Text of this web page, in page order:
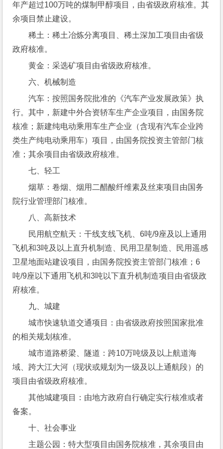
年产超过100万吨的煤制甲醇项目，由省级政府核准。其
余项目禁止建设。
稀土：稀土冶炼分离项目、稀土深加工项目由省级
政府核准。
黄金：采选矿项目由省级政府核准。
六、机械制造
汽车：按照国务院批准的《汽车产业发展政策》执
行。其中，新建中外合资轿车生产企业项目，由国务院
核准；新建纯电动乘用车生产企业（含现有汽车企业跨
类生产纯电动乘用车）项目，由国务院投资主管部门核
准；其余项目由省级政府核准。
七、轻工
烟草：卷烟、烟用二醋酸纤维素及丝束项目由国务
院行业管理部门核准。
八、高新技术
民用航空航天：干线支线飞机、6吨/9座及以上通用
飞机和3吨及以上直升机制造、民用卫星制造、民用遥感
卫星地面站建设项目，由国务院投资主管部门核准；6
吨/9座以下通用飞机和3吨以下直升机制造项目由省级政
府核准。
九、城建
城市快速轨道交通项目：由省级政府按照国家批准
的相关规划核准。
城市道路桥梁、隧道：跨10万吨级及以上航道海
域、跨大江大河（现状或规划为一级及以上通航段）的
项目由省级政府核准。
其他城建项目：由地方政府自行确定实行核准或者
备案。
十、社会事业
主题公园：特大型项目由国务院核准，其余项目由